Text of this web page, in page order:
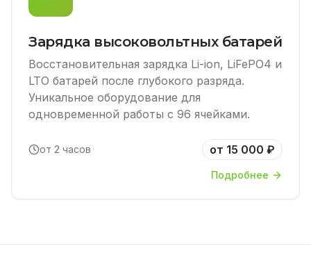
Зарядка высоковольтных батарей
Восстановительная зарядка Li-ion, LiFePO4 и
LTO батарей после глубокого разряда.
Уникальное оборудование для
одновременной работы с 96 ячейками.
от 2 часов от 15 000 ₽
Подробнее